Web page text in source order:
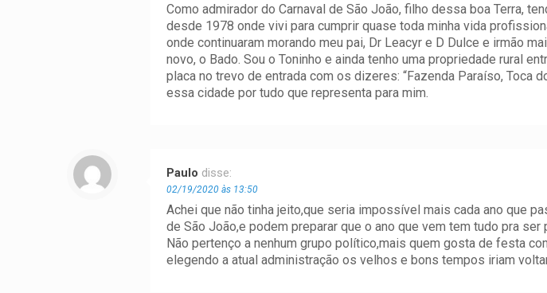
Como admirador do Carnaval de São João, filho dessa boa Terra,
desde 1978 onde vivi para cumprir quase toda minha vida
onde continuaram morando meu pai, Dr Leacyr e D Dulce e irmão
novo, o Bado. Sou o Toninho e ainda tenho uma propriedade rural
placa no trevo de entrada com os dizeres: “Fazenda Paraíso, Toca
essa cidade por tudo que representa para mim.
Paulo disse:
02/19/2020 às 13:50
Achei que não tinha jeito,que seria impossível mais cada ano que
de São João,e podem preparar que o ano que vem tem tudo pra ser
Não pertenço a nenhum grupo político,mais quem gosta de festa
elegendo a atual administração os velhos e bons tempos iriam